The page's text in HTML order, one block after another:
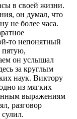
в своей жизни.
он думал, что
не более часа.
то непонятный
пятую,
он услышал
за круглым
наук. Виктору
из мягких
выражениям
разговор